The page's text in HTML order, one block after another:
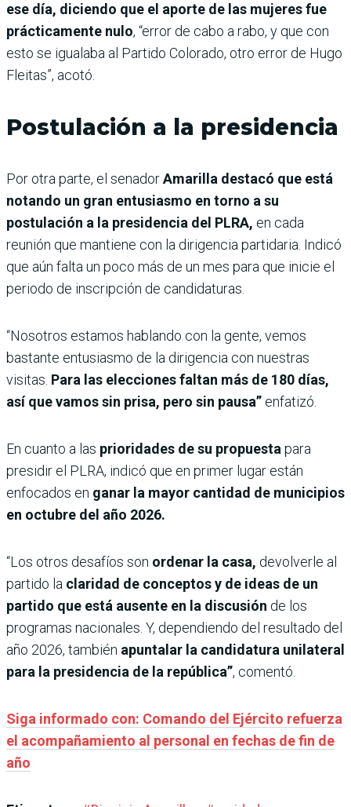
ese día, diciendo que el aporte de las mujeres fue
prácticamente nulo, “error de cabo a rabo, y que con
esto se igualaba al Partido Colorado, otro error de Hugo
Fleitas”, acotó.
Postulación a la presidencia
Por otra parte, el senadorAmarilla destacó que está
notando un gran entusiasmo en torno a su
postulación a la presidencia del PLRA, en cada
reunión que mantiene con la dirigencia partidaria. Indicó
que aún falta un poco más de un mes para que inicie el
periodo de inscripción de candidaturas.
“Nosotros estamos hablando con la gente, vemos
bastante entusiasmo de la dirigencia con nuestras
visitas. Para las elecciones faltan más de 180 días,
así que vamos sin prisa, pero sin pausa” enfatizó.
En cuanto a las prioridades de su propuestapara
presidir el PLRA, indicó que en primer lugar están
enfocados en ganar la mayor cantidad de municipios
en octubre del año 2026.
“Los otros desafíos son ordenar la casa, devolverle al
partido la claridad de conceptos y de ideas de un
partido que está ausente en la discusión de los
programas nacionales. Y, dependiendo del resultado del
año 2026, también apuntalar la candidatura unilateral
para la presidencia de la república”, comentó.
Siga informado con: Comando del Ejército refuerza
el acompañamiento al personal en fechas de fin de
año